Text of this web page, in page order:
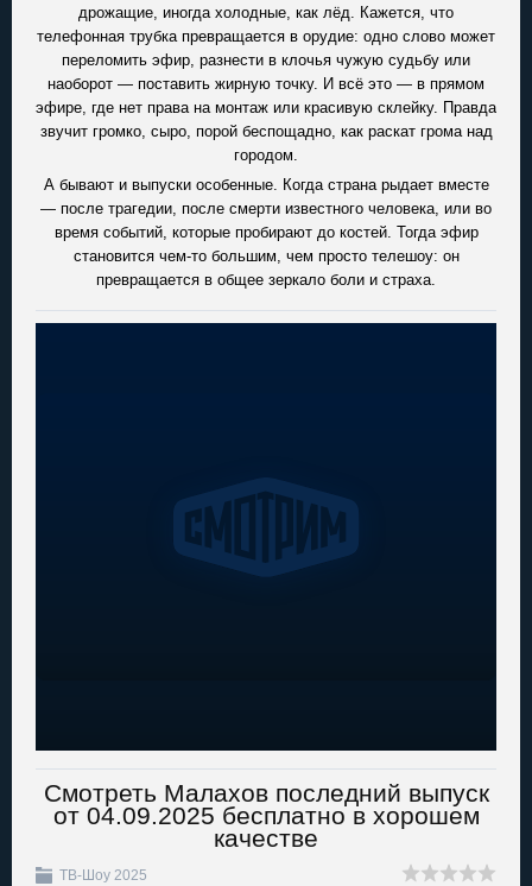
дрожащие, иногда холодные, как лёд. Кажется, что
телефонная трубка превращается в орудие: одно слово может
переломить эфир, разнести в клочья чужую судьбу или
наоборот — поставить жирную точку. И всё это — в прямом
эфире, где нет права на монтаж или красивую склейку. Правда
звучит громко, сыро, порой беспощадно, как раскат грома над
городом.
А бывают и выпуски особенные. Когда страна рыдает вместе
— после трагедии, после смерти известного человека, или во
время событий, которые пробирают до костей. Тогда эфир
становится чем-то большим, чем просто телешоу: он
превращается в общее зеркало боли и страха.
Смотреть Малахов последний выпуск
от 04.09.2025 бесплатно в хорошем
качестве
ТВ-Шоу 2025